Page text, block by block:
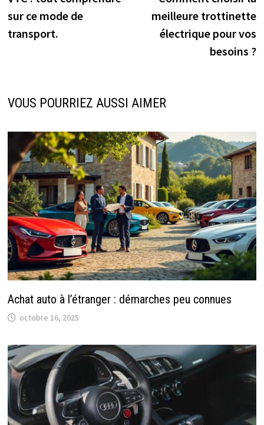
de
l’article
sur ce mode de
transport.
meilleure trottinette
électrique pour vos
besoins ?
VOUS POURRIEZ AUSSI AIMER
Achat auto à l’étranger : démarches peu connues
octobre 16, 2025